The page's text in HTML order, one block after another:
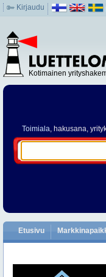
Kirjaudu
Kotimainen
Toimiala, hakusana,
Etusivu